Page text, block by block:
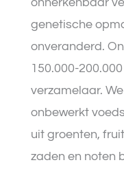
genetische
onveranderd.
150.000-
verzamelaar.
onbewerkt
uit groenten,
zaden en noten